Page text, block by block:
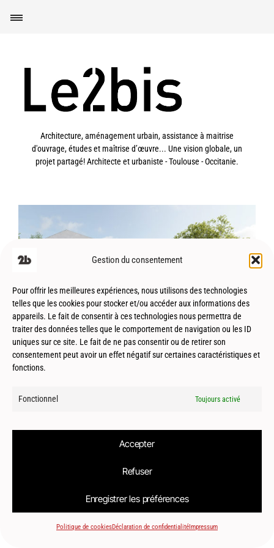
Gestion du consentement
Pour offrir les meilleures expériences, nous utilisons des technologies
telles que les cookies pour stocker et/ou accéder aux informations des
appareils. Le fait de consentir à ces technologies nous permettra de
traiter des données telles que le comportement de navigation ou les ID
uniques sur ce site. Le fait de ne pas consentir ou de retirer son
consentement peut avoir un effet négatif sur certaines caractéristiques et
fonctions.
Fonctionnel Toujours activé
Accepter
Refuser
Enregistrer les préférences
Politique de cookiesDéclaration de confidentialitéImpressum
Architecture, aménagement urbain, assistance à maitrise
d'ouvrage, études et maîtrise d’œuvre... Une vision globale, un
projet partagé! Architecte et urbaniste - Toulouse - Occitanie.
d’aménagement